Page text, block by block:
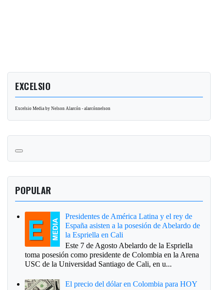
EXCELSIO
Excelsio Media by Nelson Alarcón - alarcónnelson
POPULAR
Presidentes de América Latina y el rey de
España asisten a la posesión de Abelardo de
la Espriella en Cali
Este 7 de Agosto Abelardo de la Espriella
toma posesión como presidente de Colombia en la Arena
USC de la Universidad Santiago de Cali, en u...
El precio del dólar en Colombia para HOY